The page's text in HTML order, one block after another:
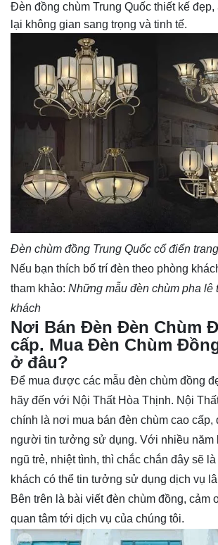
Đèn đồng chùm Trung Quốc thiết kế
lại không gian sang trọng và tinh tế.
Đèn chùm đồng Trung Quốc cổ điển
Nếu bạn thích bố trí đèn theo phòng
tham khảo: Những mẫu đèn chùm pha lê
khách
Nơi Bán Đèn Đèn Chùm
cấp. Mua Đèn Chùm
ở đâu?
Để mua được các mẫu đèn chùm đồng
hãy đến với Nội Thất Hòa Thịnh. Nội
chính là nơi mua bán đèn chùm cao cấp,
người tin tưởng sử dụng. Với nhiều năm
ngũ trẻ, nhiệt tình, thì chắc chắn đây sẽ
khách có thể tin tưởng sử dụng dịch vụ
Bên trên là bài viết đèn chùm đồng, cảm
quan tâm tới dịch vụ của chúng tôi.